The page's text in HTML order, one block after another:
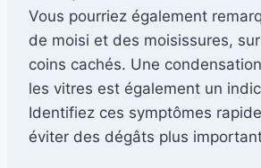
Vous pourriez également
de moisi et des moisissures,
coins cachés. Une
les vitres est également un
Identifiez ces symptômes
éviter des dégâts plus